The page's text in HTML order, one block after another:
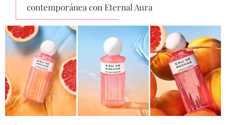
contemporánea con Eternal Aura